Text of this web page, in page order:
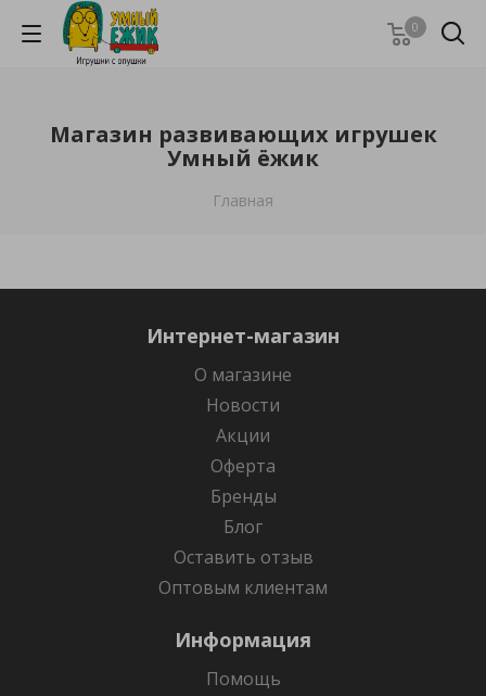
0
Магазин развивающих игрушек
Умный ёжик
Главная
Интернет-магазин
О магазине
Новости
Акции
Оферта
Бренды
Блог
Оставить отзыв
Оптовым клиентам
Информация
Помощь